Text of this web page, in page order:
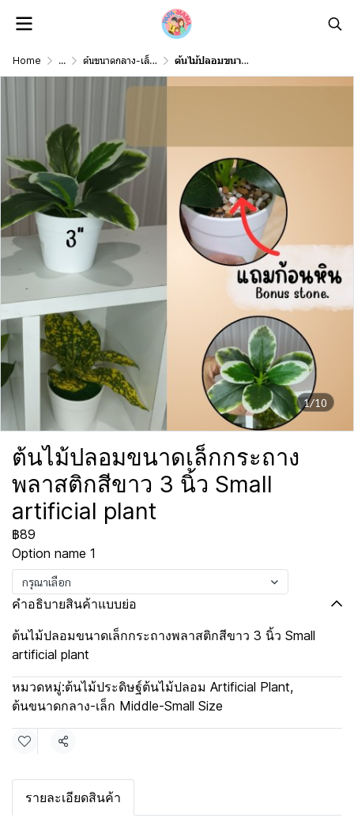
Home ... ต้นขนาดกลาง-เล็ก Middle-Small Size ต้นไม้ปลอมขนาดเล็กกระถางพลาสติกสีขาว 3 นิ้ว Small artificial plant
1/10
ต้นไม้ปลอมขนาดเล็กกระถาง
พลาสติกสีขาว 3 นิ้ว Small
artificial plant
฿89
Option name 1
กรุณาเลือก
คำอธิบายสินค้าแบบย่อ
ต้นไม้ปลอมขนาดเล็กกระถางพลาสติกสีขาว 3 นิ้ว Small
artificial plant
หมวดหมู่:ต้นไม้ประดิษฐ์ต้นไม้ปลอม Artificial Plant,
ต้นขนาดกลาง-เล็ก Middle-Small Size
แชร์
รายละเอียดสินค้า